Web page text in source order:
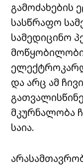
გამოძახების
სასწრაფო
სამედიცინო
და არც ამ
მკურნალობა
საია.